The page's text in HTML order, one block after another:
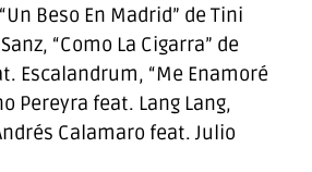
Beso En Madrid” de Tini
“Como La Cigarra” de
Escalandrum, “Me Enamoré
Pereyra feat. Lang Lang,
Calamaro feat. Julio